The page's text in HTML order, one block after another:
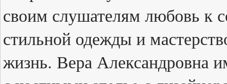
своим слушателям любовь к
стильной одежды и
жизнь. Вера Александровна